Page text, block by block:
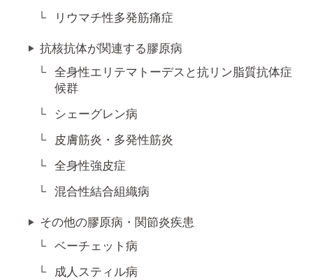
リウマチ性多発筋痛症
抗核抗体が関連する膠原病
全身性エリテマトーデスと抗リン脂質抗体症
候群
シェーグレン病
皮膚筋炎・多発性筋炎
全身性強皮症
混合性結合組織病
その他の膠原病・関節炎疾患
ベーチェット病
成人スティル病